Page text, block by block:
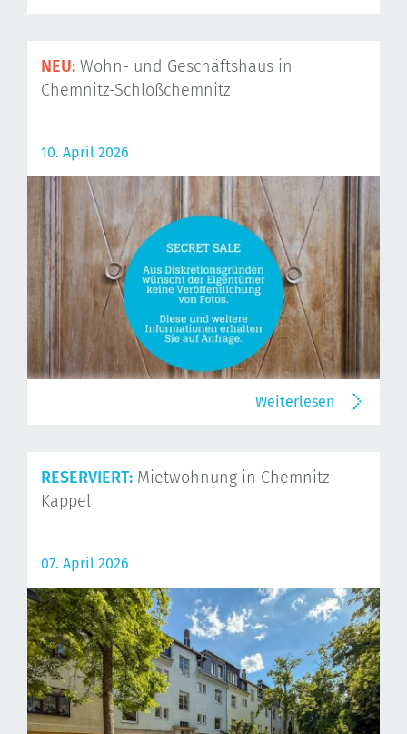
NEU: Wohn- und Geschäftshaus in
Chemnitz-Schloßchemnitz
10. April 2026
Weiterlesen
RESERVIERT: Mietwohnung in Chemnitz-
Kappel
07. April 2026